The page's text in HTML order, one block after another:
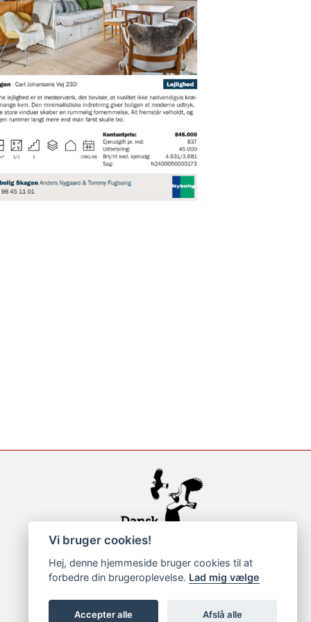
Vi bruger cookies!
Hej, denne hjemmeside bruger cookies til at
forbedre din brugeroplevelse. Lad mig vælge
Accepter alle Afslå alle